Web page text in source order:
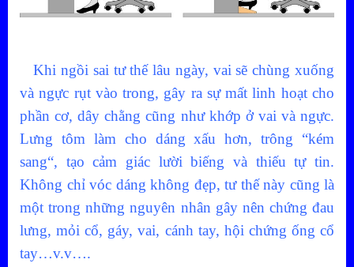
Khi ngồi sai tư thế lâu ngày, vai sẽ chùng xuống
và ngực rụt vào trong, gây ra sự mất linh hoạt cho
phần cơ, dây chằng cũng như khớp ở vai và ngực.
Lưng tôm làm cho dáng xấu hơn, trông “kém
sang“, tạo cảm giác lười biếng và thiếu tự tin.
Không chỉ vóc dáng không đẹp, tư thế này cũng là
một trong những nguyên nhân gây nên chứng đau
lưng, mỏi cổ, gáy, vai, cánh tay, hội chứng ống cổ
tay…v.v….